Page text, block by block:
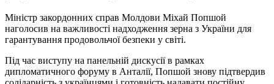
Міністр закордонних справ Молдови Міхай Попшой
наголосив на важливості надходження зерна з України для
гарантування продовольчої безпеки у світі.
Під час виступу на панельній дискусії в рамках
дипломатичного форуму в Анталії, Попшой знову підтвердив